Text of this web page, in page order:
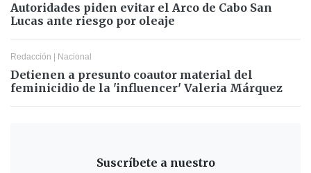
Autoridades piden evitar el Arco de Cabo San
Lucas ante riesgo por oleaje
Redacción Nacional
Detienen a presunto coautor material del
feminicidio de la 'influencer' Valeria Márquez
Suscríbete a nuestro